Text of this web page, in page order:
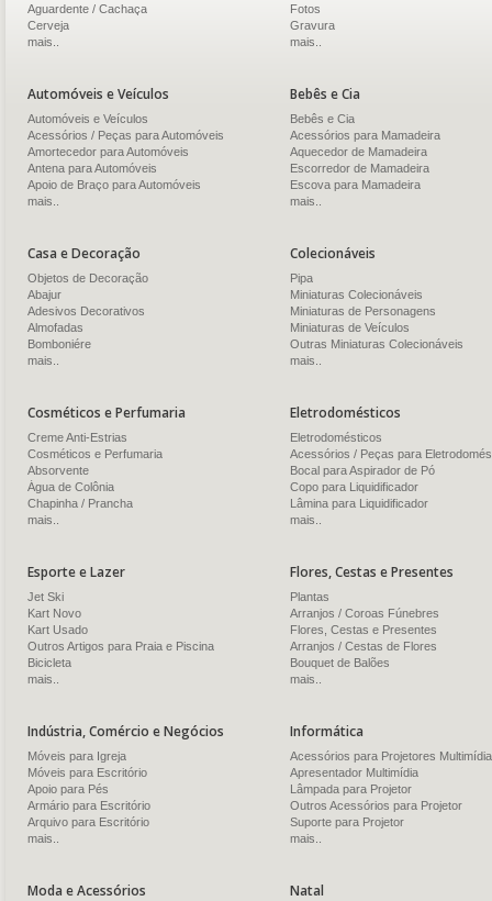
Aguardente / Cachaça
Cerveja
mais..
Fotos
Gravura
mais..
Automóveis e Veículos
Automóveis e Veículos
Acessórios / Peças para Automóveis
Amortecedor para Automóveis
Antena para Automóveis
Apoio de Braço para Automóveis
mais..
Bebês e Cia
Bebês e Cia
Acessórios para Mamadeira
Aquecedor de Mamadeira
Escorredor de Mamadeira
Escova para Mamadeira
mais..
Casa e Decoração
Objetos de Decoração
Abajur
Adesivos Decorativos
Almofadas
Bomboniére
mais..
Colecionáveis
Pipa
Miniaturas Colecionáveis
Miniaturas de Personagens
Miniaturas de Veículos
Outras Miniaturas Colecionáveis
mais..
Cosméticos e Perfumaria
Creme Anti-Estrias
Cosméticos e Perfumaria
Absorvente
Água de Colônia
Chapinha / Prancha
mais..
Eletrodomésticos
Eletrodomésticos
Acessórios / Peças para
Bocal para Aspirador de Pó
Copo para Liquidificador
Lâmina para Liquidificador
mais..
Esporte e Lazer
Jet Ski
Kart Novo
Kart Usado
Outros Artigos para Praia e Piscina
Bicicleta
mais..
Flores, Cestas e Presentes
Plantas
Arranjos / Coroas Fúnebres
Flores, Cestas e Presentes
Arranjos / Cestas de Flores
Bouquet de Balões
mais..
Indústria, Comércio e Negócios
Móveis para Igreja
Móveis para Escritório
Apoio para Pés
Armário para Escritório
Arquivo para Escritório
mais..
Informática
Acessórios para Projetores Multimídia
Apresentador Multimídia
Lâmpada para Projetor
Outros Acessórios para Projetor
Suporte para Projetor
mais..
Moda e Acessórios Natal